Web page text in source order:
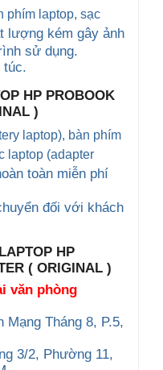
phím laptop, sạc
lượng kém gây ảnh
sử dụng.
túc.
HP PROBOOK
)
laptop), bàn phím
laptop (adapter
toàn miễn phí
đối với khách
HP
( ORIGINAL )
văn phòng
Mạng Tháng 8, P.5,
3/2, Phường 11,